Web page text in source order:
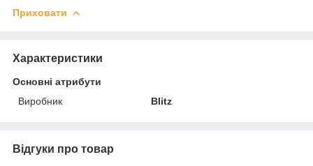
Приховати
Характеристики
Основні атрибути
Виробник
Blitz
Відгуки про товар